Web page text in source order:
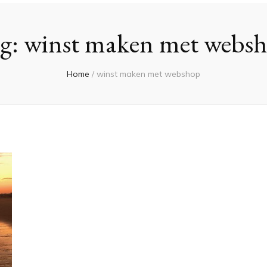
winst maken met
Home / winst maken met webshop